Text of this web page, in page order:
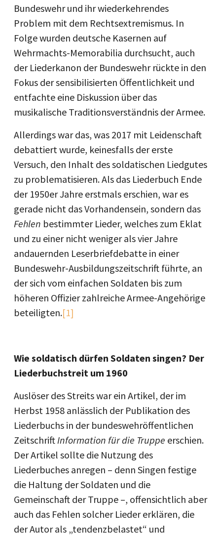
Bundeswehr und ihr wiederkehrendes
Problem mit dem Rechtsextremismus. In
Folge wurden deutsche Kasernen auf
Wehrmachts-Memorabilia durchsucht, auch
der Liederkanon der Bundeswehr rückte in den
Fokus der sensibilisierten Öffentlichkeit und
entfachte eine Diskussion über das
musikalische Traditionsverständnis der Armee.
Allerdings war das, was 2017 mit Leidenschaft
debattiert wurde, keinesfalls der erste
Versuch, den Inhalt des soldatischen Liedgutes
zu problematisieren. Als das Liederbuch Ende
der 1950er Jahre erstmals erschien, war es
gerade nicht das Vorhandensein, sondern das
Fehlen bestimmter Lieder, welches zum Eklat
und zu einer nicht weniger als vier Jahre
andauernden Leserbriefdebatte in einer
Bundeswehr-Ausbildungszeitschrift führte, an
der sich vom einfachen Soldaten bis zum
höheren Offizier zahlreiche Armee-Angehörige
beteiligten.[1]
Wie soldatisch dürfen Soldaten singen? Der
Liederbuchstreit um 1960
Auslöser des Streits war ein Artikel, der im
Herbst 1958 anlässlich der Publikation des
Liederbuchs in der bundeswehröffentlichen
ZeitschriftInformation für die Truppe erschien.
Der Artikel sollte die Nutzung des
Liederbuches anregen – denn Singen festige
die Haltung der Soldaten und die
Gemeinschaft der Truppe –, offensichtlich aber
auch das Fehlen solcher Lieder erklären, die
der Autor als „tendenzbelastet“ und